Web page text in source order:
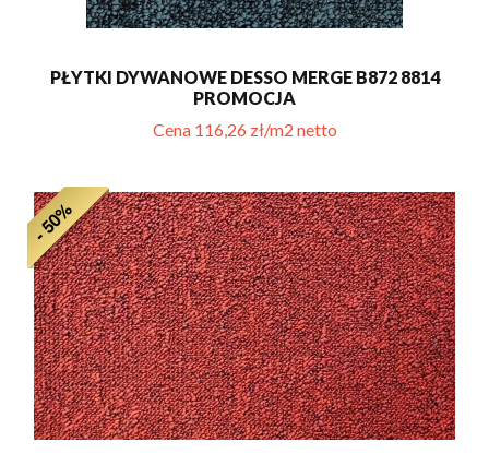
PŁYTKI DYWANOWE DESSO MERGE B872 8814
PROMOCJA
Cena 116,26 zł/m2 netto
- 50%